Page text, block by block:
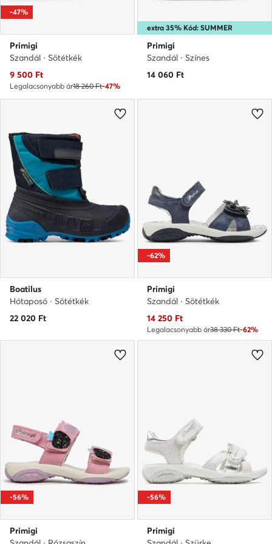
-47%
Primigi
Szandál · Sötétkék
Aktuális ár
9 500 Ft
Legalacsonyabb ár18 260 Ft-47%
extra 35% Kód: SUMMER
Primigi
Szandál · Színes
14 060 Ft
Boatilus
Hótaposó · Sötétkék
22 020 Ft
-62%
Primigi
Szandál · Sötétkék
Aktuális ár
14 250 Ft
Legalacsonyabb ár38 330 Ft-62%
-56%
Primigi
-56%
Primigi